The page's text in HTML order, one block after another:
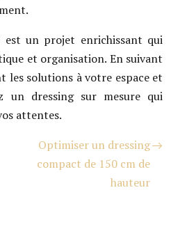
est un projet enrichissant qui
et organisation. En suivant
les solutions à votre espace et
un dressing sur mesure qui
attentes.
Optimiser un dressing
compact de 150 cm de
hauteur